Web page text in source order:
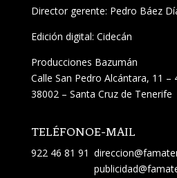
Director gerente: Pedro Báez
Edición digital: Cidecán
Producciones Bazumán
Calle San Pedro Alcántara, 11 –
38002 – Santa Cruz de Tenerife
TELÉFONO
922 46 81 91
E-MAIL